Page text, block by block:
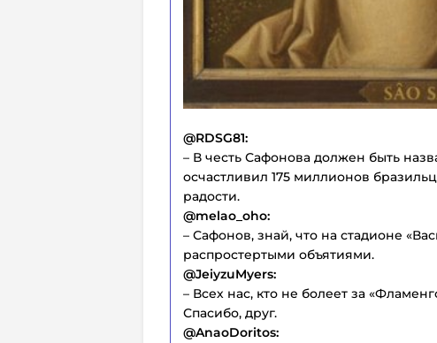
@RDSG81:
– В честь Сафонова должен быть
осчастливил 175 миллионов
радости.
@melao_oho:
– Сафонов, знай, что на стадионе
распростертыми объятиями.
@JeiyzuMyers:
– Всех нас, кто не болеет за
Спасибо, друг.
@AnaoDoritos: